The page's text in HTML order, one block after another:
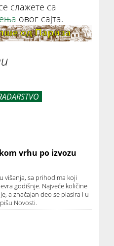
слажете са
овог сајта.
vrhu po izvozu
višanja, sa prihodima koji
godišnje. Najveće količine
a značajan deo se plasira i u
Novosti.